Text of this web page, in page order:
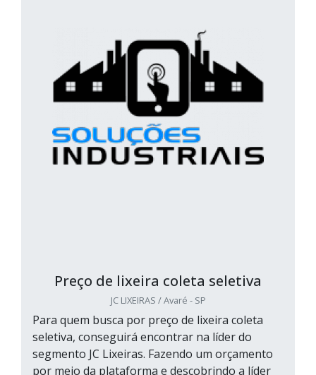
Preço de lixeira coleta seletiva
JC LIXEIRAS / Avaré - SP
Para quem busca por preço de lixeira coleta
seletiva, conseguirá encontrar na líder do
segmento JC Lixeiras. Fazendo um orçamento
por meio da plataforma e descobrindo a líder